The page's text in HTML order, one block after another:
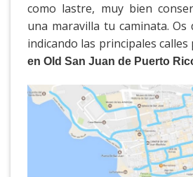
como lastre, muy bien
una maravilla tu caminata. Os
indicando las principales calles
en Old San Juan de Puerto